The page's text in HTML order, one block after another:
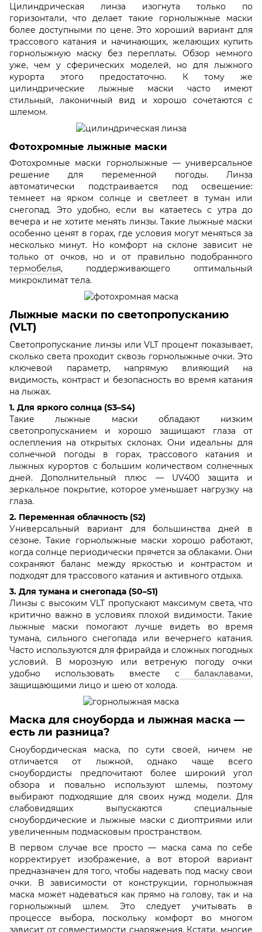
Цилиндрическая линза изогнута только по
горизонтали, что делает такие горнолыжные маски
более доступными по цене. Это хороший вариант для
трассового катания и начинающих, желающих купить
горнолыжную маску без переплаты. Обзор немного
уже, чем у сферических моделей, но для лыжного
курорта этого предостаточно. К тому же
цилиндрические лыжные маски часто имеют
стильный, лаконичный вид и хорошо сочетаются с
шлемом.
Фотохромные лыжные маски
Фотохромные маски горнолыжные — универсальное
решение для переменной погоды. Линза
автоматически подстраивается под освещение:
темнеет на ярком солнце и светлеет в туман или
снегопад. Это удобно, если вы катаетесь с утра до
вечера и не хотите менять линзы. Такие лыжные маски
особенно ценят в горах, где условия могут меняться за
несколько минут. Но комфорт на склоне зависит не
только от очков, но и от правильно подобранного
термобелья, поддерживающего оптимальный
микроклимат тела.
Лыжные маски по светопропусканию
(VLT)
Светопропускание линзы или VLT процент показывает,
сколько света проходит сквозь горнолыжные очки. Это
ключевой параметр, напрямую влияющий на
видимость, контраст и безопасность во время катания
на лыжах.
1. Для яркого солнца (S3–S4)
Такие лыжные маски обладают низким
светопропусканием и хорошо защищают глаза от
ослепления на открытых склонах. Они идеальны для
солнечной погоды в горах, трассового катания и
лыжных курортов с большим количеством солнечных
дней. Дополнительный плюс — UV400 защита и
зеркальное покрытие, которое уменьшает нагрузку на
глаза.
2. Переменная облачность (S2)
Универсальный вариант для большинства дней в
сезоне. Такие горнолыжные маски хорошо работают,
когда солнце периодически прячется за облаками. Они
сохраняют баланс между яркостью и контрастом и
подходят для трассового катания и активного отдыха.
3. Для тумана и снегопада (S0–S1)
Линзы с высоким VLT пропускают максимум света, что
критично важно в условиях плохой видимости. Такие
лыжные маски помогают лучше видеть во время
тумана, сильного снегопада или вечернего катания.
Часто используются для фрирайда и сложных погодных
условий. В морозную или ветреную погоду очки
удобно использовать вместе сбалаклавами,
защищающими лицо и шею от холода.
Маска для сноуборда и лыжная маска —
есть ли разница?
Сноубордическая маска, по сути своей, ничем не
отличается от лыжной, однако чаще всего
сноубордисты предпочитают более широкий угол
обзора и повально используют шлемы, поэтому
выбирают подходящие для своих нужд модели. Для
слабовидящих выпускаются специальные
сноубордические и лыжные маски с диоптриями или
увеличенным подмасковым пространством.
В первом случае все просто — маска сама по себе
корректирует изображение, а вот второй вариант
предназначен для того, чтобы надевать под маску свои
очки. В зависимости от конструкции, горнолыжная
маска может надеваться как прямо на голову, так и на
горнолыжный шлем. Это следует учитывать в
процессе выбора, поскольку комфорт во многом
зависит от совместимости снаряжения. Кстати, многие